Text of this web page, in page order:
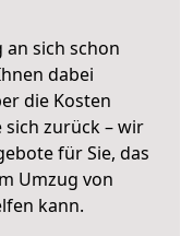
sich schon
dabei
die Kosten
sich zurück – wir
für Sie, das
Umzug von
kann.